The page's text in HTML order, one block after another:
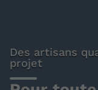
Des artisans
projet